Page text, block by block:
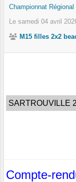
Championnat
Le samedi 04 avril
M15 filles 2x2
SARTROUVILLE 2
Compte-